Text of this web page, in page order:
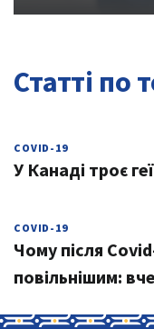
Статті по
COVID-19
У Канаді троє
COVID-19
Чому після
повільнішим: